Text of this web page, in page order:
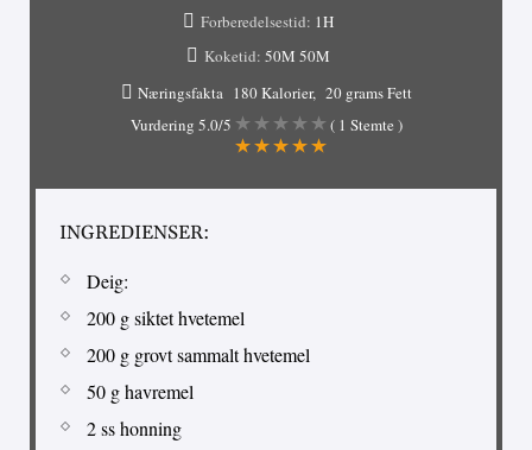
Forberedelsestid: 1H
Koketid: 50M 50M
Næringsfakta 180 Kalorier
20 grams Fett
Vurdering 5.0/5 ( 1 Stemte )
INGREDIENSER:
Deig:
200 g siktet hvetemel
200 g grovt sammalt hvetemel
50 g havremel
2 ss honning